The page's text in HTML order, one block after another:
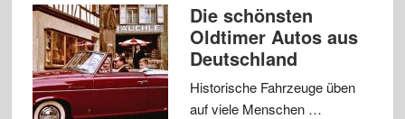
Die schönsten
Oldtimer Autos aus
Deutschland
Historische Fahrzeuge üben
auf viele Menschen …